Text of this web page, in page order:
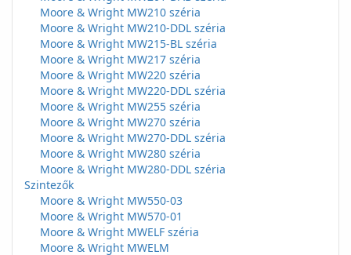
Moore & Wright MW210 széria
Moore & Wright MW210-DDL széria
Moore & Wright MW215-BL széria
Moore & Wright MW217 széria
Moore & Wright MW220 széria
Moore & Wright MW220-DDL széria
Moore & Wright MW255 széria
Moore & Wright MW270 széria
Moore & Wright MW270-DDL széria
Moore & Wright MW280 széria
Moore & Wright MW280-DDL széria
Szintezők
Moore & Wright MW550-03
Moore & Wright MW570-01
Moore & Wright MWELF széria
Moore & Wright MWELM